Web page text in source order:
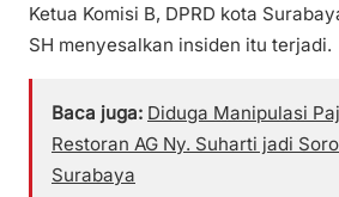
Ketua Komisi B, DPRD kota
SH menyesalkan insiden itu terjadi.
Baca juga: Diduga Manipulasi
Restoran AG Ny. Suharti jadi
Surabaya